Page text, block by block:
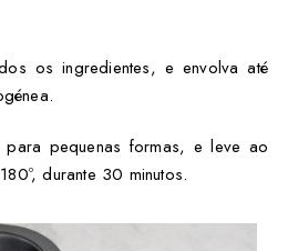
os ingredientes, e envolva até
pequenas formas, e leve ao
durante 30 minutos.